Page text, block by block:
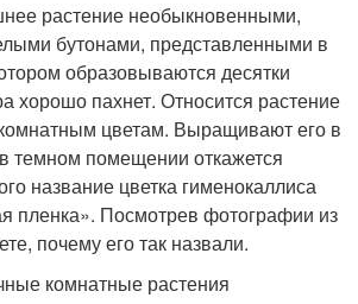
растение необыкновенными,
бутонами, представленными в
образовываются десятки
хорошо пахнет. Относится растение
цветам. Выращивают его в
темном помещении откажется
название цветка гименокаллиса
пленка». Посмотрев фотографии из
почему его так назвали.